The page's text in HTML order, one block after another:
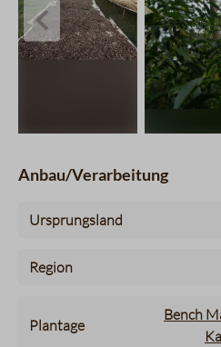
Anbau/Verarbeitung
Ursprungsland
Region
Plantage
Bench